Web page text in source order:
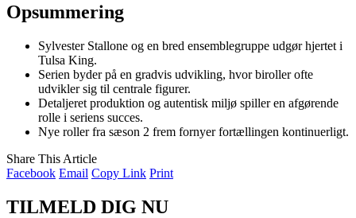
Opsummering
Sylvester Stallone og en bred ensemblegruppe udgør hjertet i
Tulsa King.
Serien byder på en gradvis udvikling, hvor biroller ofte
udvikler sig til centrale figurer.
Detaljeret produktion og autentisk miljø spiller en afgørende
rolle i seriens succes.
Nye roller fra sæson 2 frem fornyer fortællingen kontinuerligt.
Share This Article
Facebook Email Copy Link Print
TILMELD DIG NU